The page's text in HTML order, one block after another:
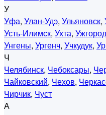
У
Уфа, Улан-Удэ, Ульяновск,
Усть-Илимск, Ухта, Ужгород
Унгены, Ургенч, Учкудук,
Ч
Челябинск, Чебоксары,
Чайковский, Чехов,
Чирчик, Чуст
А